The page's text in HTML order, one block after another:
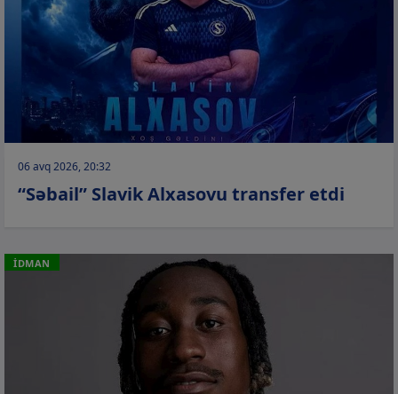
06 avq 2026, 20:32
“Səbail” Slavik Alxasovu transfer etdi
İDMAN